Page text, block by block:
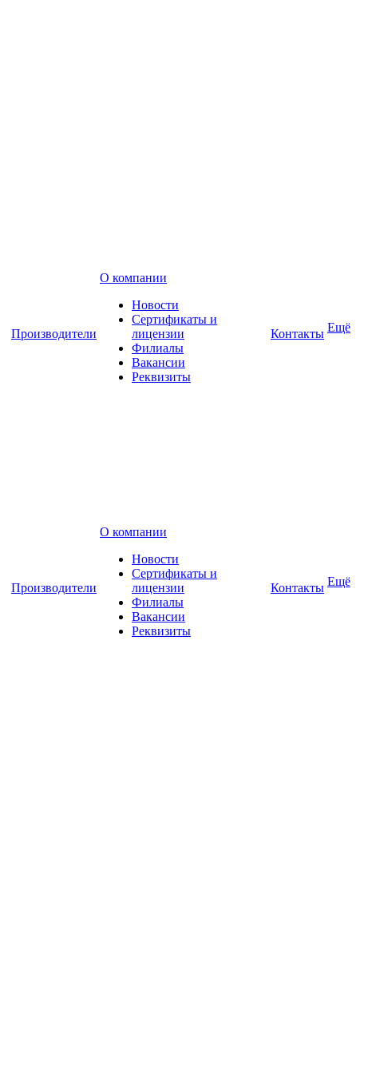
Производители
О компании
Новости
Сертификаты и
лицензии
Филиалы
Вакансии
Реквизиты
Контакты Ещё
Производители
О компании
Новости
Сертификаты и
лицензии
Филиалы
Вакансии
Реквизиты
Контакты Ещё